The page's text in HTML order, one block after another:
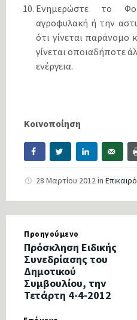
Ενημερώστε το
αγροφυλακή ή την
ότι γίνεται παράνομο
γίνεται οποιαδήποτε
ενέργεια.
Κοινοποίηση
28 Μαρτίου 2012in
Προηγούμενο
Πρόσκληση Ειδικής
Συνεδρίασης του
Δημοτικού
Συμβουλίου, την
Τετάρτη 4-4-2012